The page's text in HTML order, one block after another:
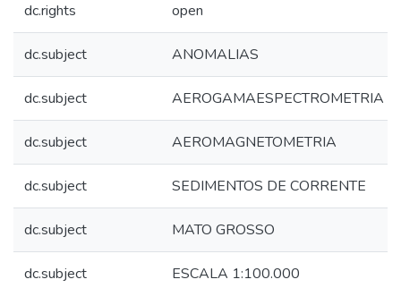
dc.rights open
dc.subject ANOMALIAS
dc.subject AEROGAMAESPECTROMETRIA
dc.subject AEROMAGNETOMETRIA
dc.subject SEDIMENTOS DE CORRENTE
dc.subject MATO GROSSO
dc.subject ESCALA 1:100.000